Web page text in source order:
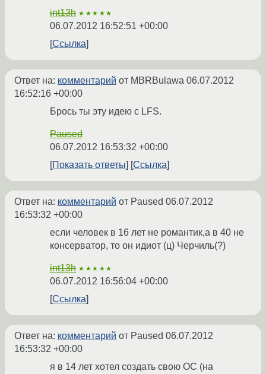
int13h ★★★★★
06.07.2012 16:52:51 +00:00
Ссылка
Ответ на: комментарий от MBRBulawa 06.07.2012
16:52:16 +00:00
Брось ты эту идею с LFS.
Paused
06.07.2012 16:53:32 +00:00
Показать ответы
Ссылка
Ответ на: комментарий от Paused 06.07.2012
16:53:32 +00:00
если человек в 16 лет не романтик,а в 40 не
консерватор, то он идиот (ц) Черчиль(?)
int13h ★★★★★
06.07.2012 16:56:04 +00:00
Ссылка
Ответ на: комментарий от Paused 06.07.2012
16:53:32 +00:00
я в 14 лет хотел создать свою ОС (на